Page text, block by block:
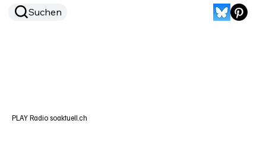
Suchen
PLAY Radio soaktuell.ch